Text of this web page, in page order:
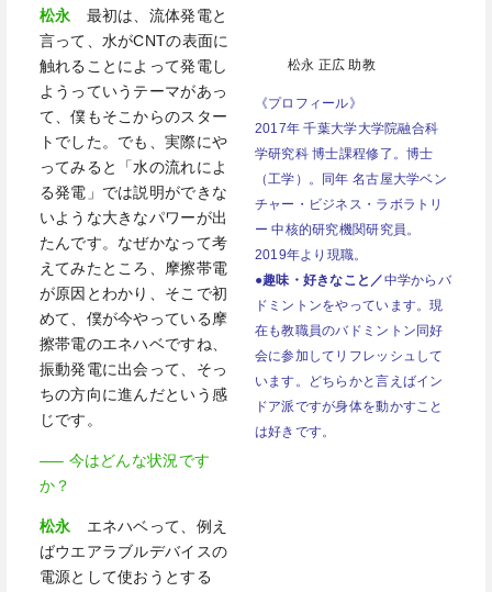
松永 最初は、流体発電と
言って、水がCNTの表面に
触れることによって発電し
ようっていうテーマがあっ
て、僕もそこからのスター
トでした。でも、実際にや
ってみると「水の流れによ
る発電」では説明ができな
いような大きなパワーが出
たんです。なぜかなって考
えてみたところ、摩擦帯電
が原因とわかり、そこで初
めて、僕が今やっている摩
擦帯電のエネハベですね、
振動発電に出会って、そっ
ちの方向に進んだという感
じです。
—– 今はどんな状況です
か？
松永 エネハベって、例え
ばウエアラブルデバイスの
電源として使おうとする
松永 正広 助教
《プロフィール》
2017年 千葉大学大学院融合科
学研究科 博士課程修了。博士
（工学）。同年 名古屋大学ベン
チャー・ビジネス・ラボラトリ
ー 中核的研究機関研究員。
2019年より現職。
●趣味・好きなこと／中学からバ
ドミントンをやっています。現
在も教職員のバドミントン同好
会に参加してリフレッシュして
います。どちらかと言えばイン
ドア派ですが身体を動かすこ と
は好きです。